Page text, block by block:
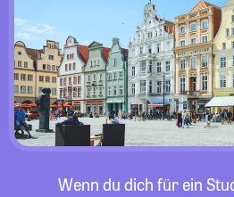
Wenn du dich für ein